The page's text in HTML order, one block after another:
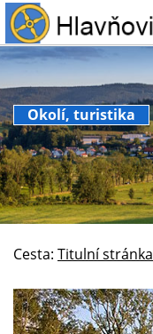
Okolí, turistika
Cesta: Titulní stránka